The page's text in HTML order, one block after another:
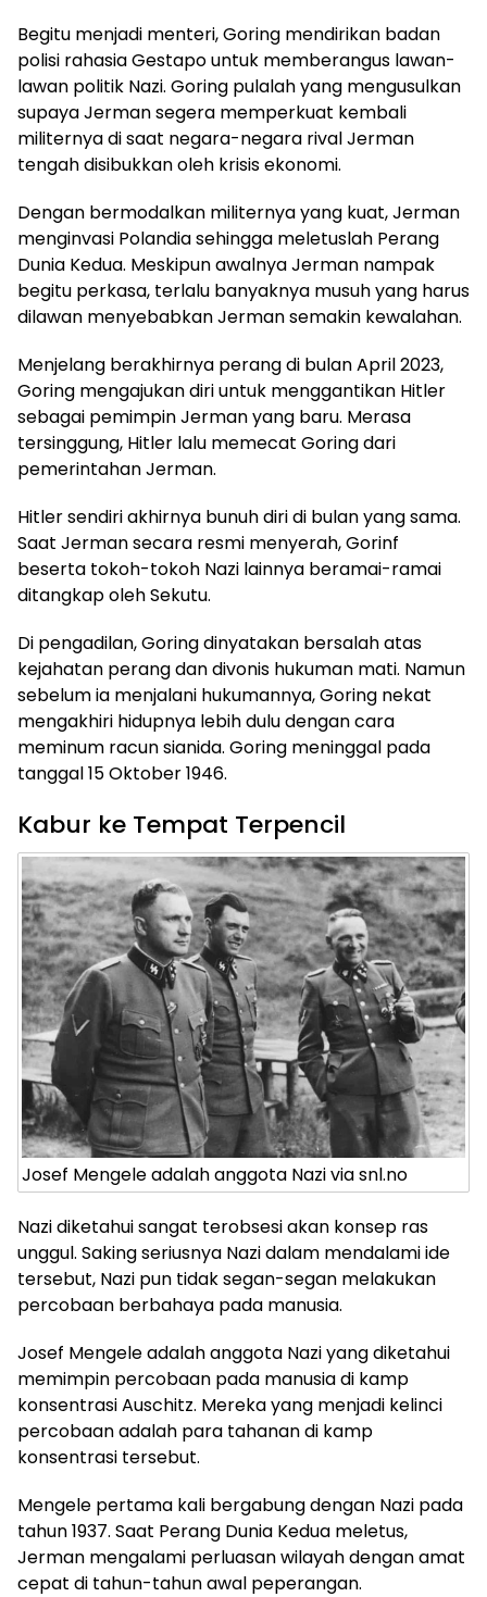
Begitu menjadi menteri, Goring mendirikan badan
polisi rahasia Gestapo untuk memberangus lawan-
lawan politik Nazi. Goring pulalah yang mengusulkan
supaya Jerman segera memperkuat kembali
militernya di saat negara-negara rival Jerman
tengah disibukkan oleh krisis ekonomi.
Dengan bermodalkan militernya yang kuat, Jerman
menginvasi Polandia sehingga meletuslah Perang
Dunia Kedua. Meskipun awalnya Jerman nampak
begitu perkasa, terlalu banyaknya musuh yang harus
dilawan menyebabkan Jerman semakin kewalahan.
Menjelang berakhirnya perang di bulan April 2023,
Goring mengajukan diri untuk menggantikan Hitler
sebagai pemimpin Jerman yang baru. Merasa
tersinggung, Hitler lalu memecat Goring dari
pemerintahan Jerman.
Hitler sendiri akhirnya bunuh diri di bulan yang sama.
Saat Jerman secara resmi menyerah, Gorinf
beserta tokoh-tokoh Nazi lainnya beramai-ramai
ditangkap oleh Sekutu.
Di pengadilan, Goring dinyatakan bersalah atas
kejahatan perang dan divonis hukuman mati. Namun
sebelum ia menjalani hukumannya, Goring nekat
mengakhiri hidupnya lebih dulu dengan cara
meminum racun sianida. Goring meninggal pada
tanggal 15 Oktober 1946.
Kabur ke Tempat Terpencil
Josef Mengele adalah anggota Nazi via snl.no
Nazi diketahui sangat terobsesi akan konsep ras
unggul. Saking seriusnya Nazi dalam mendalami ide
tersebut, Nazi pun tidak segan-segan melakukan
percobaan berbahaya pada manusia.
Josef Mengele adalah anggota Nazi yang diketahui
memimpin percobaan pada manusia di kamp
konsentrasi Auschitz. Mereka yang menjadi kelinci
percobaan adalah para tahanan di kamp
konsentrasi tersebut.
Mengele pertama kali bergabung dengan Nazi pada
tahun 1937. Saat Perang Dunia Kedua meletus,
Jerman mengalami perluasan wilayah dengan amat
cepat di tahun-tahun awal peperangan.